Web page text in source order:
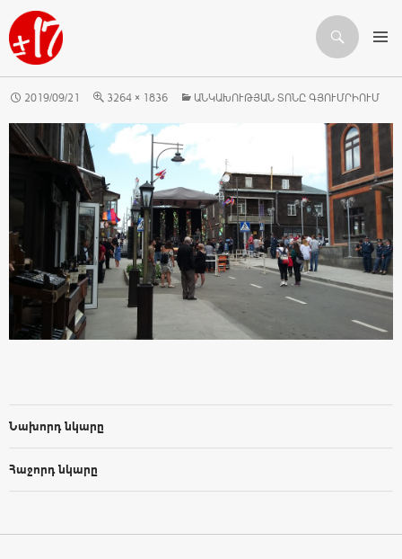
Որոնում
ԱՆՑՆԵԼ ԲՈՎԱՆԴԱԿՈՒԹՅԱՆԸ
2019/09/21 3264 × 1836 ԱՆԿԱԽՈՒԹՅԱՆ ՏՈՆԸ ԳՅՈՒՄՐԻՈՒՄ
Նախորդ նկարը
Հաջորդ նկարը